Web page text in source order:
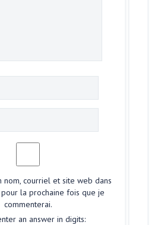
nom, courriel et site web dans
la prochaine fois que je
commenterai.
an answer in digits: